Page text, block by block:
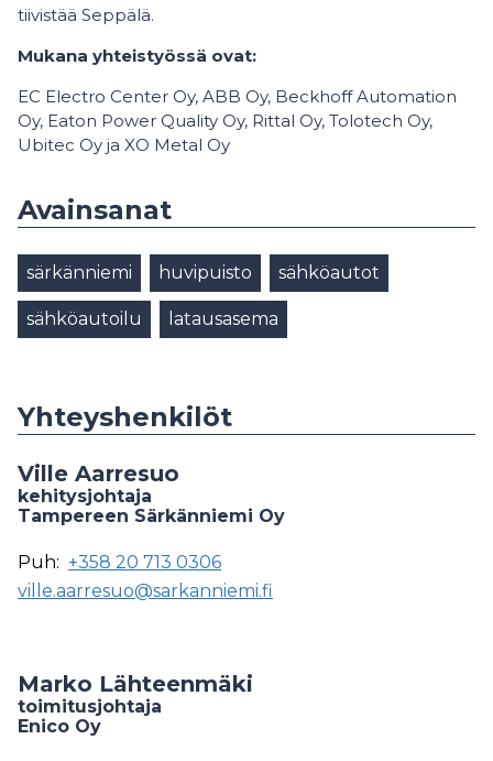
tiivistää Seppälä.
Mukana yhteistyössä ovat:
EC Electro Center Oy, ABB Oy, Beckhoff Automation
Oy, Eaton Power Quality Oy, Rittal Oy, Tolotech Oy,
Ubitec Oy ja XO Metal Oy
Avainsanat
särkänniemi huvipuisto sähköautot
sähköautoilu latausasema
Yhteyshenkilöt
Ville Aarresuo
kehitysjohtaja
Tampereen Särkänniemi Oy
Puh: +358 20 713 0306
ville.aarresuo@sarkanniemi.fi
Marko Lähteenmäki
toimitusjohtaja
Enico Oy